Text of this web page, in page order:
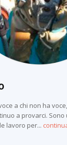
a chi non ha
a provarci.
lavoro per...